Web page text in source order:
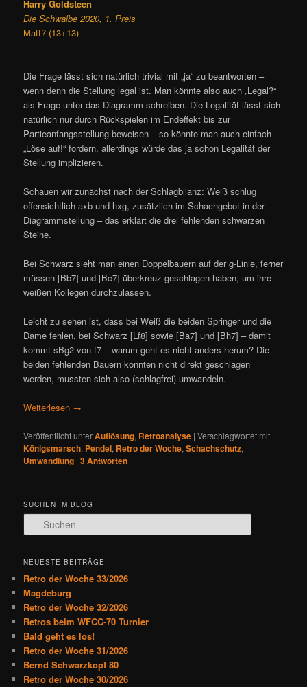
Harry Goldsteen
Die Schwalbe 2020, 1. Preis
Matt? (13+13)
Die Frage lässt sich natürlich trivial mit „ja“ zu beantworten –
wenn denn die Stellung legal ist. Man könnte also auch „Legal?“
als Frage unter das Diagramm schreiben. Die Legalität lässt sich
natürlich nur durch Rückspielen im Endeffekt bis zur
Partieanfangsstellung beweisen – so könnte man auch einfach
„Löse auf!“ fordern, allerdings würde das ja schon Legalität der
Stellung implizieren.
Schauen wir zunächst nach der Schlagbilanz: Weiß schlug
offensichtlich axb und hxg, zusätzlich im Schachgebot in der
Diagrammstellung – das erklärt die drei fehlenden schwarzen
Steine.
Bei Schwarz sieht man einen Doppelbauern auf der g-Linie, ferner
müssen [Bb7] und [Bc7] überkreuz geschlagen haben, um ihre
weißen Kollegen durchzulassen.
Leicht zu sehen ist, dass bei Weiß die beiden Springer und die
Dame fehlen, bei Schwarz [Lf8] sowie [Ba7] und [Bh7] – damit
kommt sBg2 von f7 – warum geht es nicht anders herum? Die
beiden fehlenden Bauern konnten nicht direkt geschlagen
werden, mussten sich also (schlagfrei) umwandeln.
Weiterlesen →
Veröffentlicht unterAuflösung, Retroanalyse |Verschlagwortet mit
Königsmarsch, Pendel, Retro der Woche,Schachschutz,
Umwandlung |3Antworten
SUCHEN IM BLOG
u
h
n
NEUESTE BEITRÄGE
Retro der Woche 33/2026
Magdeburg
Retro der Woche 32/2026
Retros beim WFCC-70 Turnier
Bald geht es los!
Retro der Woche 31/2026
Bernd Schwarzkopf 80
Retro der Woche 30/2026